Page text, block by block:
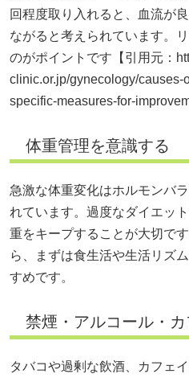
回程度取り入れると、血流が
ながると考えられています。
のがポイントです【引用元：
clinic.or.jp/gynecology/causes-
specific-measures-for-
体重管理を意識する
急激な体重変化はホルモンバ
れています。過度なダイエッ
重をキープすることが大切で
ら、まずは食生活や生活リズ
すめです。
禁煙・アルコール・
タバコや過剰な飲酒、カフェ